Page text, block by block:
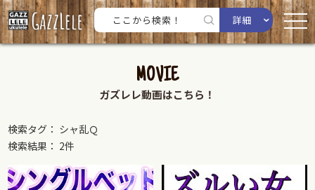
詳細
MOVIE
ガズレレ動画はこちら！
検索タグ： シャ乱Ｑ
検索結果： 2件